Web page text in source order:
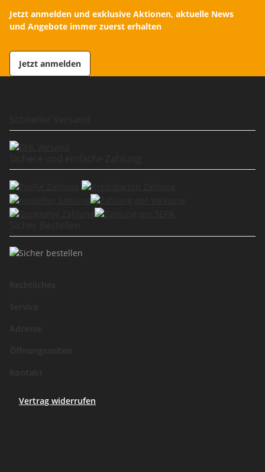
Jetzt anmelden und exklusive Aktionen, aktuelle News
und Angebote immer zuerst erhalten
Jetzt anmelden
Vertrag widerrufen